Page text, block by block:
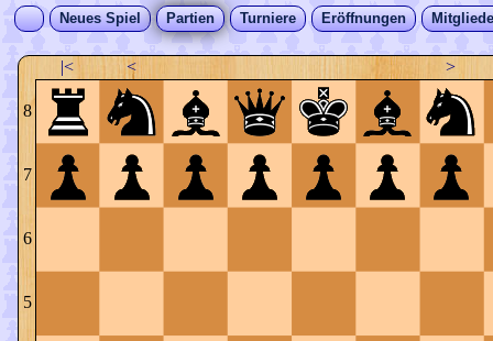
Neues Spiel Partien Turniere Eröffnungen
|< < >
8
7
6
5